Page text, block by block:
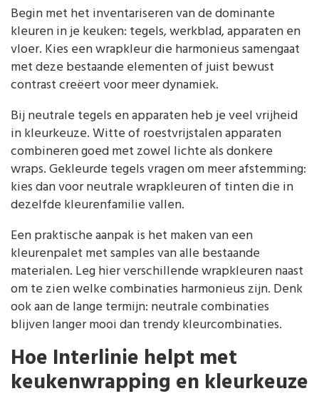
Begin met het inventariseren van de dominante
kleuren in je keuken: tegels, werkblad, apparaten en
vloer. Kies een wrapkleur die harmonieus samengaat
met deze bestaande elementen of juist bewust
contrast creëert voor meer dynamiek.
Bij neutrale tegels en apparaten heb je veel vrijheid
in kleurkeuze. Witte of roestvrijstalen apparaten
combineren goed met zowel lichte als donkere
wraps. Gekleurde tegels vragen om meer afstemming:
kies dan voor neutrale wrapkleuren of tinten die in
dezelfde kleurenfamilie vallen.
Een praktische aanpak is het maken van een
kleurenpalet met samples van alle bestaande
materialen. Leg hier verschillende wrapkleuren naast
om te zien welke combinaties harmonieus zijn. Denk
ook aan de lange termijn: neutrale combinaties
blijven langer mooi dan trendy kleurcombinaties.
Hoe Interlinie helpt met
keukenwrapping en kleurkeuze